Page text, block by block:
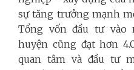
sự tăng trưởng mạnh
Tổng vốn đầu tư vào
huyện cũng đạt hơn
quan tâm và đầu tư